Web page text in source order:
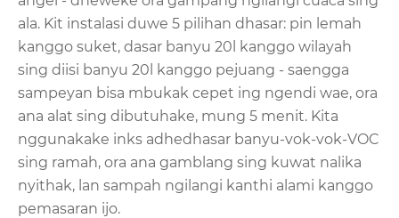
ala. Kit instalasi duwe 5 pilihan dhasar: pin lemah
kanggo suket, dasar banyu 20l kanggo wilayah
sing diisi banyu 20l kanggo pejuang - saengga
sampeyan bisa mbukak cepet ing ngendi wae, ora
ana alat sing dibutuhake, mung 5 menit. Kita
nggunakake inks adhedhasar banyu-vok-vok-VOC
sing ramah, ora ana gamblang sing kuwat nalika
nyithak, lan sampah ngilangi kanthi alami kanggo
pemasaran ijo.